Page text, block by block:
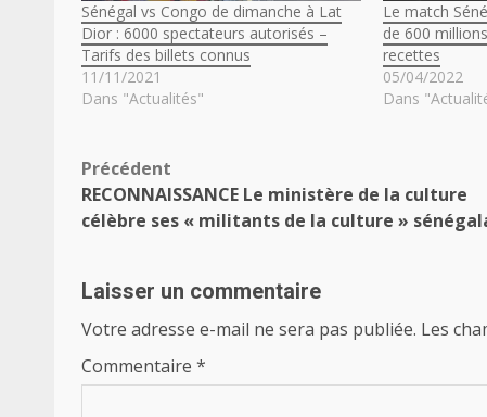
Sénégal vs Congo de dimanche à Lat
Dior : 6000 spectateurs autorisés –
Tarifs des billets connus
11/11/2021
Dans "Actualités"
Le match
de 600
recettes
05/04/2022
Dans
Navigation
d’article
Précédent
RECONNAISSANCE Le ministère de la culture
célèbre ses « militants de la culture »
Laisser un commentaire
Votre adresse e-mail ne sera pas publiée. Les
Commentaire *